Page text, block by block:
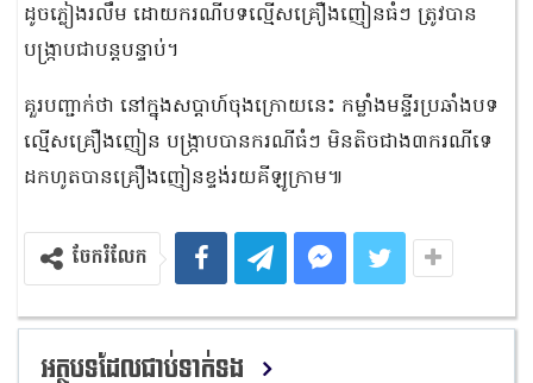
ដូចភ្លៀងរលឹម ដោយករណីបទល្មើសគ្រឿងញៀនធំៗ ត្រូវបាន
បង្ក្រាបជាបន្តបន្ទាប់។
គួរបញ្ជាក់ថា នៅក្នុងសប្តាហ៍ចុងក្រោយនេះ កម្លាំងមន្ទីរប្រឆាំងបទ
ល្មើសគ្រឿងញៀន បង្ក្រាបបានករណីធំៗ មិនតិចជាង៣ករណីទេ
ដកហូតបានគ្រឿងញៀនខ្ទង់រយគីឡូក្រាម៕
ចែករំលែក
អត្ថបទដែលជាប់ទាក់ទង